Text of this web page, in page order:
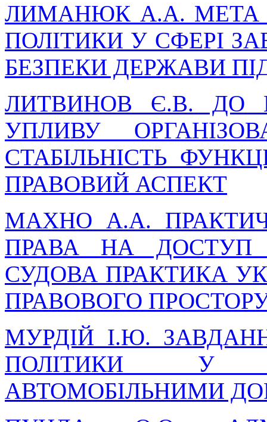
ЛИМАНЮК А.А. МЕТА
ПОЛІТИКИ У СФЕРІ
БЕЗПЕКИ ДЕРЖАВИ
ЛИТВИНОВ Є.В. ДО
УПЛИВУ
СТАБІЛЬНІСТЬ
ПРАВОВИЙ АСПЕКТ
МАХНО А.А.
ПРАВА НА ДОСТУП
СУДОВА ПРАКТИКА
ПРАВОВОГО
МУРДІЙ І.Ю.
ПОЛІТИКИ У
АВТОМОБІЛЬНИМИ